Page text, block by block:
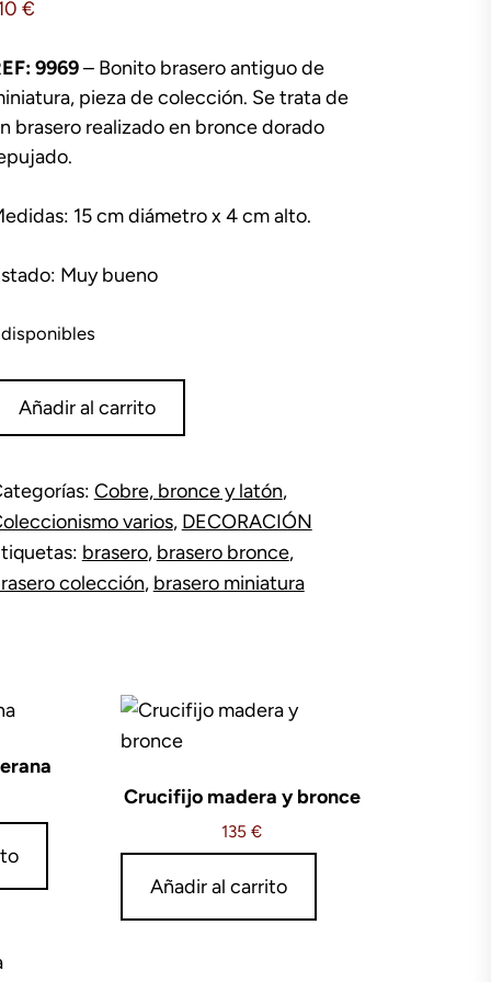
€
9969– Bonito brasero antiguo de
pieza de colección. Se trata de
brasero realizado en bronce dorado
15 cm diámetro x 4 cm alto.
Muy bueno
disponibles
Añadir al carrito
Cobre, bronce y latón,
varios, DECORACIÓN
brasero, brasero bronce,
colección, brasero miniatura
Crucifijo madera y bronce
135 €
Añadir al carrito